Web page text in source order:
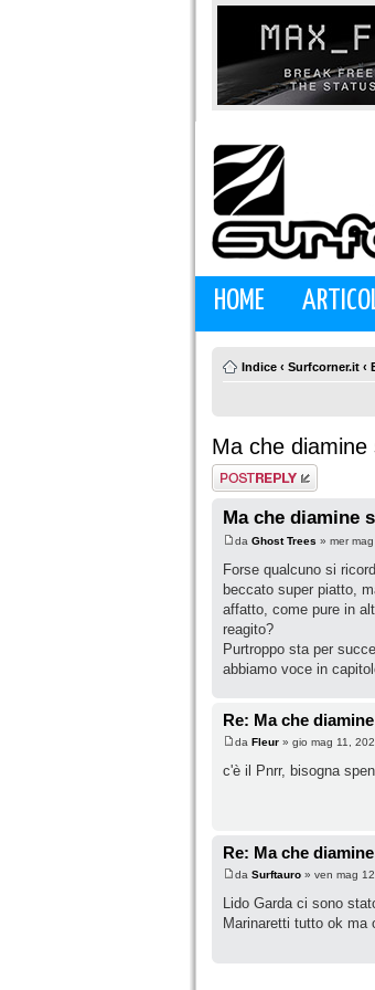
HOME
Indice ‹ Surfcorner.it ‹
Ma che diamine
Rispondi al
messaggio
Ma che diamine
da Ghost Trees » mer
Forse qualcuno si
beccato super piatto,
affatto, come pure in
reagito?
Purtroppo sta per
abbiamo voce in
Re: Ma che
da Fleur » gio mag 11,
c'è il Pnrr, bisogna
Re: Ma che
da Surftauro » ven mag
Lido Garda ci sono
Marinaretti tutto ok ma